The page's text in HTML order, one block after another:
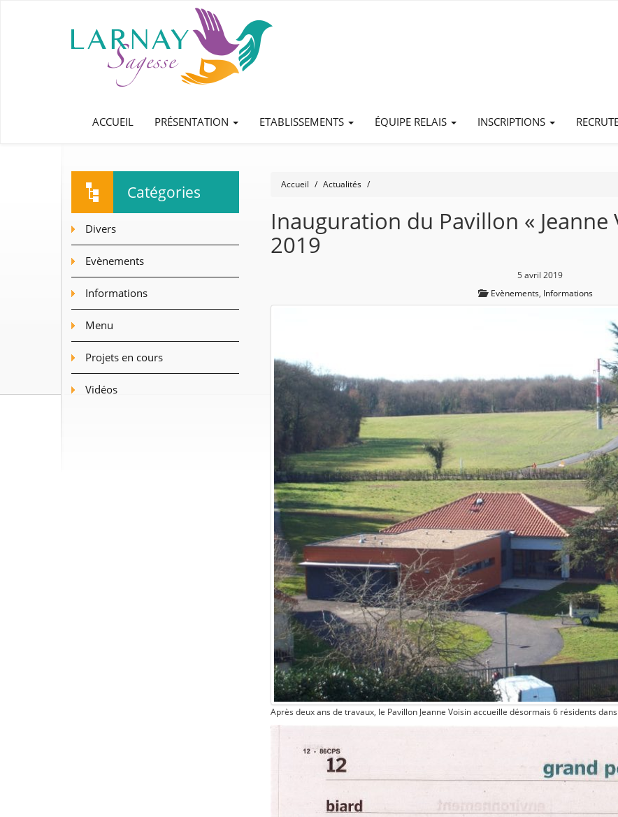
ACCUEIL PRÉSENTATION ETABLISSEMENTS ÉQUIPE RELAIS INSCRIPTIONS
Accueil Actualités
Inauguration du Pavillon « Jeanne
2019
5 avril 2019
Evènements, Informations
Après deux ans de travaux, le Pavillon Jeanne Voisin accueille désormais 6 résidents
Catégories
Divers
Evènements
Informations
Menu
Projets en cours
Vidéos